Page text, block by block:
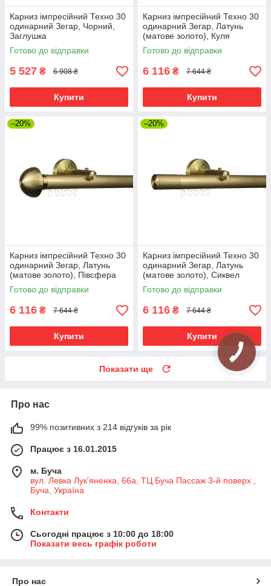
Карниз імпресійний Техно 30
одинарний Зегар, Чорний,
Заглушка
Готово до відправки
5 527 ₴ 6 908 ₴
Купити
Карниз імпресійний Техно 30
одинарний Зегар, Латунь
(матове золото), Куля
Готово до відправки
6 116 ₴ 7 644 ₴
Купити
–20%
Карниз імпресійний Техно 30
одинарний Зегар, Латунь
(матове золото), Півсфера
Готово до відправки
6 116 ₴ 7 644 ₴
Купити
–20%
Карниз імпресійний Техно 30
одинарний Зегар, Латунь
(матове золото), Сиквел
Готово до відправки
6 116 ₴ 7 644 ₴
Купити
Показати ще
Про нас
99% позитивних з 214 відгуків за рік
Працює з 16.01.2015
м. Буча
вул. Левка Лук'яненка, 66а, ТЦ Буча Пассаж 3-й поверх ,
Буча, Україна
Контакти
Сьогодні працює з 10:00 до 18:00
Показати весь графік роботи
Про нас